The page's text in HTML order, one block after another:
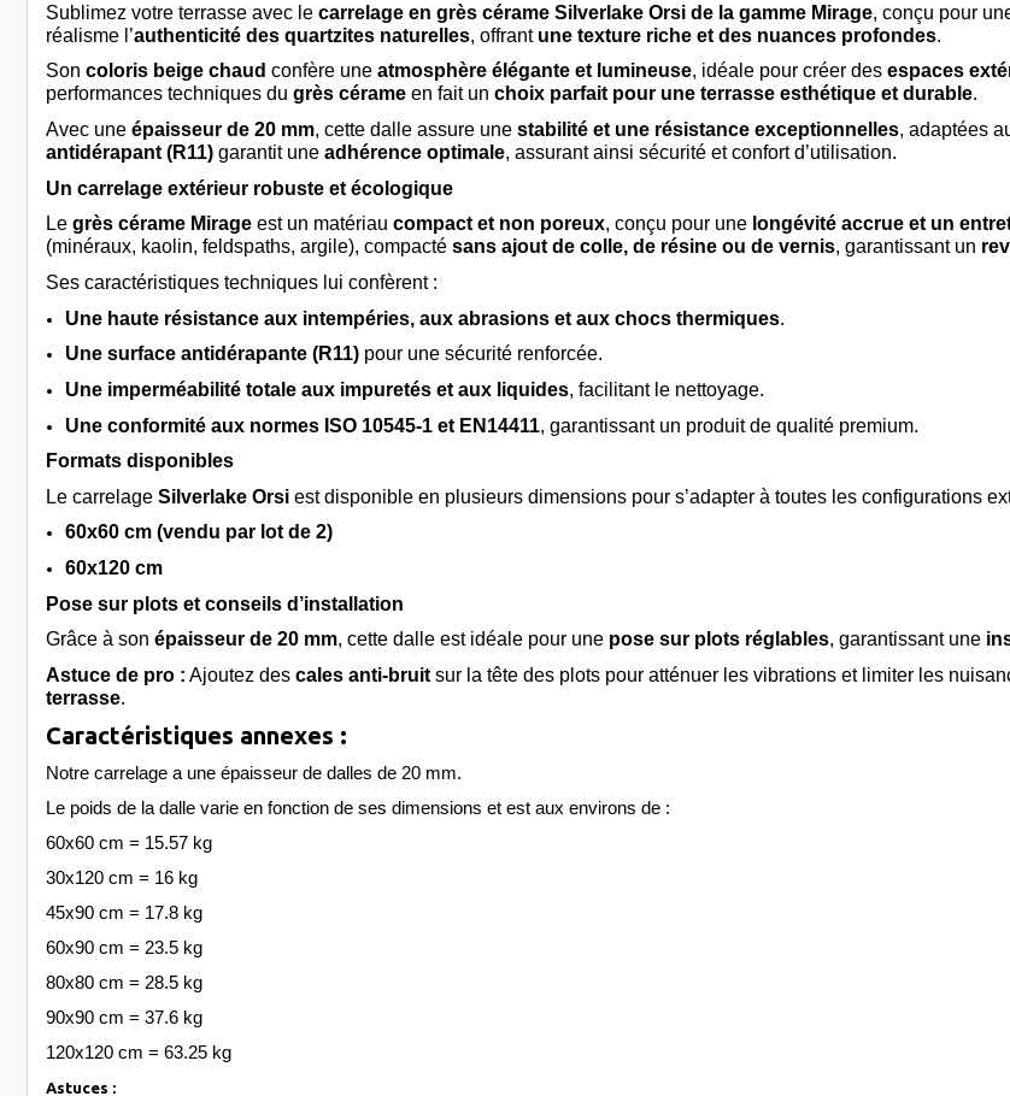
Sublimez votre terrasse avec le carrelage en grès cérame Silverlake Orsi de la gamme Mirage, conçu pour
réalisme l’authenticité des quartzites naturelles, offrant une texture riche et des nuances profondes.
Son coloris beige chaud confère une atmosphère élégante et lumineuse, idéale pour créer des espaces
performances techniques du grès cérame en fait un choix parfait pour une terrasse esthétique et durable.
Avec une épaisseur de 20 mm, cette dalle assure une stabilité et une résistance exceptionnelles, adaptées
antidérapant (R11) garantit une adhérence optimale, assurant ainsi sécurité et confort d’utilisation.
Un carrelage extérieur robuste et écologique
Le grès cérame Mirage est un matériau compact et non poreux, conçu pour une longévité accrue et un
(minéraux, kaolin, feldspaths, argile), compacté sans ajout de colle, de résine ou de vernis, garantissant un
Ses caractéristiques techniques lui confèrent :
Une haute résistance aux intempéries, aux abrasions et aux chocs thermiques.
Une surface antidérapante (R11) pour une sécurité renforcée.
Une imperméabilité totale aux impuretés et aux liquides, facilitant le nettoyage.
Une conformité aux normes ISO 10545-1 et EN14411, garantissant un produit de qualité premium.
Formats disponibles
Le carrelage Silverlake Orsi est disponible en plusieurs dimensions pour s’adapter à toutes les configurations
60x60 cm (vendu par lot de 2)
60x120 cm
Pose sur plots et conseils d’installation
Grâce à son épaisseur de 20 mm, cette dalle est idéale pour une pose sur plots réglables, garantissant une
Astuce de pro : Ajoutez des cales anti-bruit sur la tête des plots pour atténuer les vibrations et limiter les
terrasse.
Caractéristiques annexes :
Notre carrelage a une épaisseur de dalles de 20 mm.
Le poids de la dalle varie en fonction de ses dimensions et est aux environs de :
60x60 cm = 15.57 kg
30x120 cm = 16 kg
45x90 cm = 17.8 kg
60x90 cm = 23.5 kg
80x80 cm = 28.5 kg
90x90 cm = 37.6 kg
120x120 cm = 63.25 kg
Astuces :